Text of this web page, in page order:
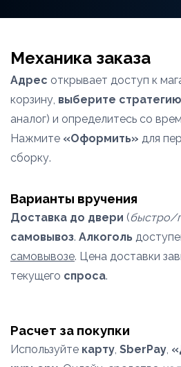
Механика заказа
Адрес открывает доступ к
корзину, выберите
аналог) и определитесь со
Нажмите «Оформить» для
сборку.
Варианты вручения
Доставка до двери (быстро/
самовывоз. Алкоголь
самовывозе. Цена доставки
текущего спроса.
Расчет за покупки
Используйте карту, SberPay,